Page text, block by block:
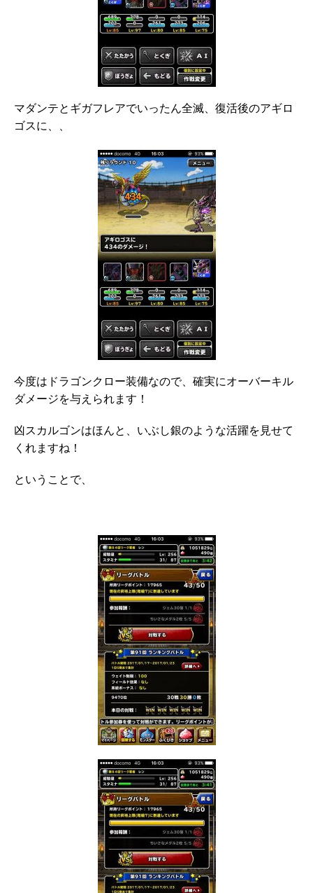
マダンテとギガフレアでいったん全滅、復活後のアギロ
ゴスに、、
今度はドラゴンクロー装備なので、確実にオーバーキル
ダメージを与えられます！
凶スカルゴンはほんと、いぶし銀のような活躍を見せて
くれますね！
ということで、